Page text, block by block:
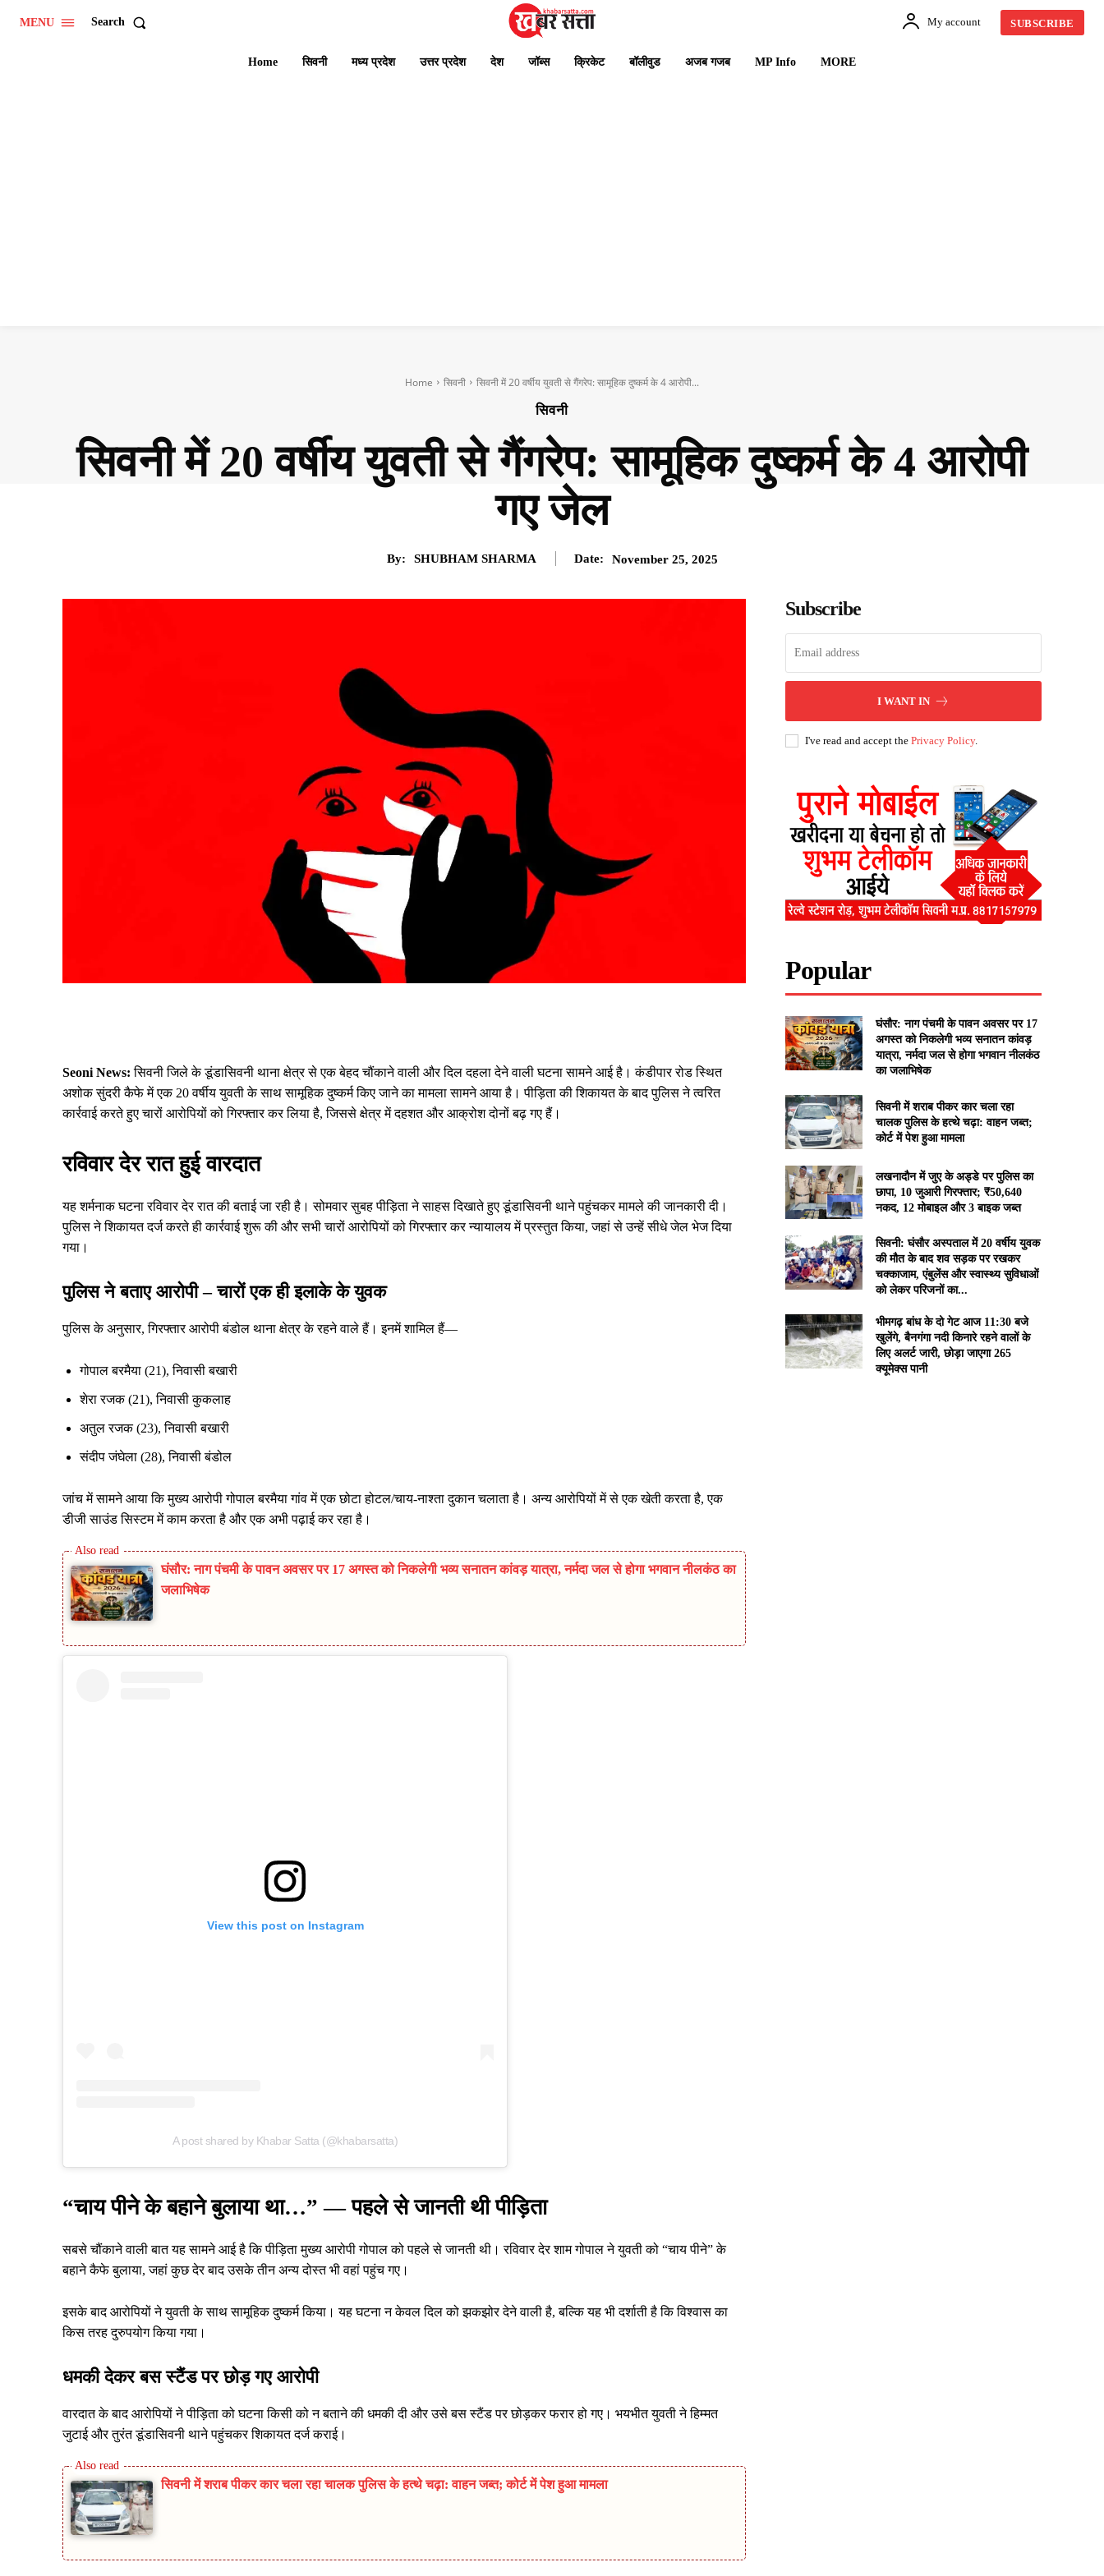
MENU Search My account SUBSCRIBE
Home सिवनी मध्य प्रदेश उत्तर प्रदेश देश जॉब्स क्रिकेट बॉलीवुड अजब गजब MP Info MORE
Home सिवनी सिवनी में 20 वर्षीय युवती से गैंगरेप: सामूहिक दुष्कर्म के 4 आरोपी...
सिवनी
सिवनी में 20 वर्षीय युवती से गैंगरेप: सामूहिक दुष्कर्म के 4 आरोपी
गए जेल
By: SHUBHAM SHARMA Date: November 25, 2025
Seoni News: सिवनी जिले के डूंडासिवनी थाना क्षेत्र से एक बेहद चौंकाने वाली और दिल दहला देने वाली घटना सामने आई है। कंडीपार रोड स्थित
अशोक सुंदरी कैफे में एक 20 वर्षीय युवती के साथ सामूहिक दुष्कर्म किए जाने का मामला सामने आया है। पीड़िता की शिकायत के बाद पुलिस ने त्वरित
कार्रवाई करते हुए चारों आरोपियों को गिरफ्तार कर लिया है, जिससे क्षेत्र में दहशत और आक्रोश दोनों बढ़ गए हैं।
रविवार देर रात हुई वारदात
यह शर्मनाक घटना रविवार देर रात की बताई जा रही है। सोमवार सुबह पीड़िता ने साहस दिखाते हुए डूंडासिवनी थाने पहुंचकर मामले की जानकारी दी।
पुलिस ने शिकायत दर्ज करते ही कार्रवाई शुरू की और सभी चारों आरोपियों को गिरफ्तार कर न्यायालय में प्रस्तुत किया, जहां से उन्हें सीधे जेल भेज दिया
गया।
पुलिस ने बताए आरोपी – चारों एक ही इलाके के युवक
पुलिस के अनुसार, गिरफ्तार आरोपी बंडोल थाना क्षेत्र के रहने वाले हैं। इनमें शामिल हैं—
गोपाल बरमैया (21), निवासी बखारी
शेरा रजक (21), निवासी कुकलाह
अतुल रजक (23), निवासी बखारी
संदीप जंघेला (28), निवासी बंडोल
जांच में सामने आया कि मुख्य आरोपी गोपाल बरमैया गांव में एक छोटा होटल/चाय-नाश्ता दुकान चलाता है। अन्य आरोपियों में से एक खेती करता है, एक
डीजी साउंड सिस्टम में काम करता है और एक अभी पढ़ाई कर रहा है।
घंसौर: नाग पंचमी के पावन अवसर पर 17 अगस्त को निकलेगी भव्य सनातन कांवड़ यात्रा, नर्मदा जल से होगा भगवान नीलकंठ का
जलाभिषेक
View this post on Instagram
A post shared by Khabar Satta (@khabarsatta)
“चाय पीने के बहाने बुलाया था…” — पहले से जानती थी पीड़िता
सबसे चौंकाने वाली बात यह सामने आई है कि पीड़िता मुख्य आरोपी गोपाल को पहले से जानती थी। रविवार देर शाम गोपाल ने युवती को “चाय पीने” के
बहाने कैफे बुलाया, जहां कुछ देर बाद उसके तीन अन्य दोस्त भी वहां पहुंच गए।
इसके बाद आरोपियों ने युवती के साथ सामूहिक दुष्कर्म किया। यह घटना न केवल दिल को झकझोर देने वाली है, बल्कि यह भी दर्शाती है कि विश्वास का
किस तरह दुरुपयोग किया गया।
धमकी देकर बस स्टैंड पर छोड़ गए आरोपी
वारदात के बाद आरोपियों ने पीड़िता को घटना किसी को न बताने की धमकी दी और उसे बस स्टैंड पर छोड़कर फरार हो गए। भयभीत युवती ने हिम्मत
जुटाई और तुरंत डूंडासिवनी थाने पहुंचकर शिकायत दर्ज कराई।
सिवनी में शराब पीकर कार चला रहा चालक पुलिस के हत्थे चढ़ा: वाहन जब्त; कोर्ट में पेश हुआ मामला
Subscribe
I WANT IN
I've read and accept thePrivacy Policy.
Popular
घंसौर: नाग पंचमी के पावन अवसर पर 17
अगस्त को निकलेगी भव्य सनातन कांवड़
यात्रा, नर्मदा जल से होगा भगवान नीलकंठ
का जलाभिषेक
सिवनी में शराब पीकर कार चला रहा
चालक पुलिस के हत्थे चढ़ा: वाहन जब्त;
कोर्ट में पेश हुआ मामला
लखनादौन में जुए के अड्डे पर पुलिस का
छापा, 10 जुआरी गिरफ्तार; ₹50,640
नकद, 12 मोबाइल और 3 बाइक जब्त
सिवनी: घंसौर अस्पताल में 20 वर्षीय युवक
की मौत के बाद शव सड़क पर रखकर
चक्काजाम, एंबुलेंस और स्वास्थ्य सुविधाओं
को लेकर परिजनों का...
भीमगढ़ बांध के दो गेट आज 11:30 बजे
खुलेंगे, बैनगंगा नदी किनारे रहने वालों के
लिए अलर्ट जारी, छोड़ा जाएगा 265
क्यूमेक्स पानी